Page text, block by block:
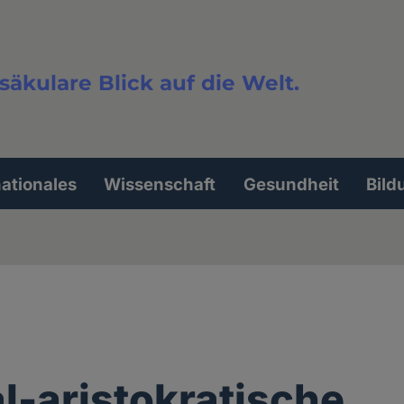
Blick auf die Welt.
Wissenschaft Gesundheit